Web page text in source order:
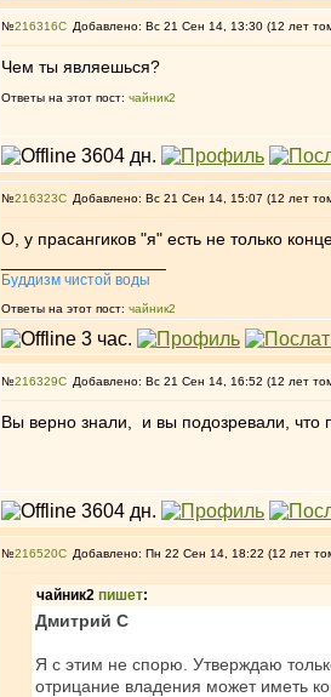
№216316 Добавлено: Вс 21 Сен 14, 13:30 (12 лет
Чем ты являешься?
Ответы на этот пост: чайник2
№216323 Добавлено: Вс 21 Сен 14, 15:07 (12 лет
О, у прасангиков "я" есть не только
Буддизм чистой воды
Ответы на этот пост: чайник2
№216329 Добавлено: Вс 21 Сен 14, 16:52 (12 лет
Вы верно знали, и вы подозревали, что
№216520 Добавлено: Пн 22 Сен 14, 18:22 (12 лет
чайник2 пишет:
Дмитрий С
Я с этим не спорю. Утверждаю
отрицание владения может иметь